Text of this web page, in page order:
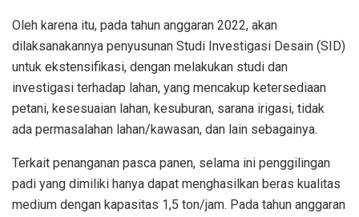
Oleh karena itu, pada tahun anggaran 2022, akan
dilaksanakannya penyusunan Studi Investigasi Desain (SID)
untuk ekstensifikasi, dengan melakukan studi dan
investigasi terhadap lahan, yang mencakup ketersediaan
petani, kesesuaian lahan, kesuburan, sarana irigasi, tidak
ada permasalahan lahan/kawasan, dan lain sebagainya.
Terkait penanganan pasca panen, selama ini penggilingan
padi yang dimiliki hanya dapat menghasilkan beras kualitas
medium dengan kapasitas 1,5 ton/jam. Pada tahun anggaran